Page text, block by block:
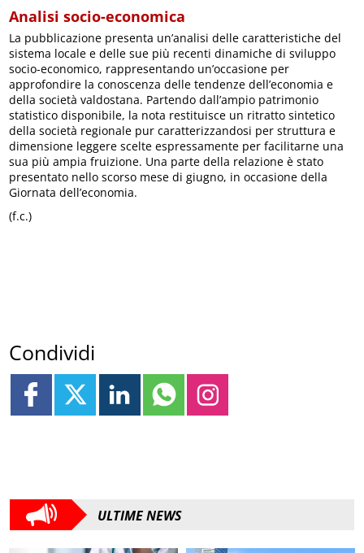
Analisi socio-economica
La pubblicazione presenta un’analisi delle caratteristiche del
sistema locale e delle sue più recenti dinamiche di sviluppo
socio-economico, rappresentando un’occasione per
approfondire la conoscenza delle tendenze dell’economia e
della società valdostana. Partendo dall’ampio patrimonio
statistico disponibile, la nota restituisce un ritratto sintetico
della società regionale pur caratterizzandosi per struttura e
dimensione leggere scelte espressamente per facilitarne una
sua più ampia fruizione. Una parte della relazione è stato
presentato nello scorso mese di giugno, in occasione della
Giornata dell’economia.
(f.c.)
Condividi
ULTIME NEWS